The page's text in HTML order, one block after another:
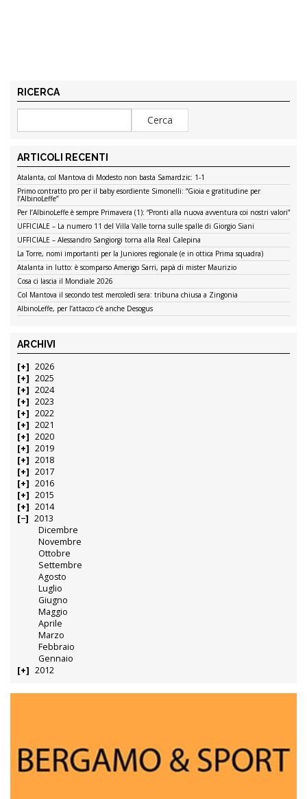
RICERCA
ARTICOLI RECENTI
Atalanta, col Mantova di Modesto non basta Samardzic: 1-1
Primo contratto pro per il baby esordiente Simonelli: “Gioia e gratitudine per
l’AlbinoLeffe”
Per l’AlbinoLeffe è sempre Primavera (1): “Pronti alla nuova avventura coi nostri valori”
UFFICIALE – La numero 11 del Villa Valle torna sulle spalle di Giorgio Siani
UFFICIALE – Alessandro Sangiorgi torna alla Real Calepina
La Torre, nomi importanti per la Juniores regionale (e in ottica Prima squadra)
Atalanta in lutto: è scomparso Amerigo Sarri, papà di mister Maurizio
Cosa ci lascia il Mondiale 2026
Col Mantova il secondo test mercoledì sera: tribuna chiusa a Zingonia
AlbinoLeffe, per l’attacco c’è anche Desogus
ARCHIVI
2026
2025
2024
2023
2022
2021
2020
2019
2018
2017
2016
2015
2014
2013
Dicembre
Novembre
Ottobre
Settembre
Agosto
Luglio
Giugno
Maggio
Aprile
Marzo
Febbraio
Gennaio
2012